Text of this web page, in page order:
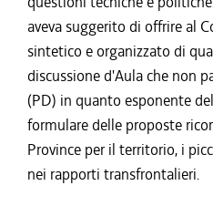
aveva suggerito di offrire al
sintetico e organizzato di
discussione d'Aula che non
(PD) in quanto esponente
formulare delle proposte
Province per il territorio, i
nei rapporti transfrontalieri.